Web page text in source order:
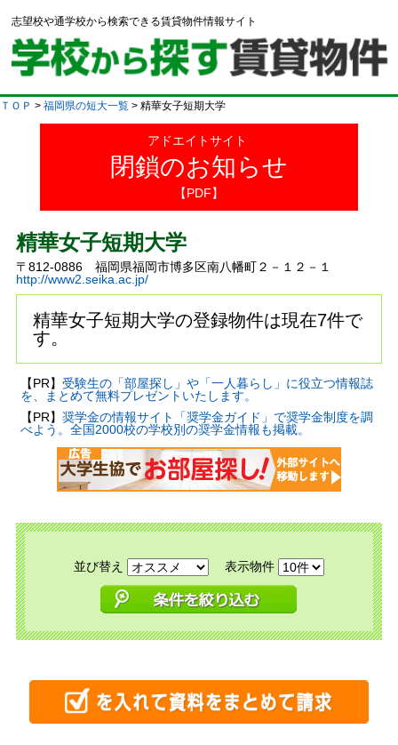
志望校や通学校から検索できる賃貸物件情報サイト
ＴＯＰ > 福岡県の短大一覧 > 精華女子短期大学
アドエイトサイト
閉鎖のお知らせ
【PDF】
精華女子短期大学
〒812-0886 福岡県福岡市博多区南八幡町２－１２－１
http://www2.seika.ac.jp/
精華女子短期大学の登録物件は現在7件で
す。
【PR】 受験生の「部屋探し」や「一人暮らし」に役立つ情報誌
を、まとめて無料プレゼントいたします。
【PR】 奨学金の情報サイト「奨学金ガイド」で奨学金制度を調
べよう。全国2000校の学校別の奨学金情報も掲載。
並び替え 表示物件